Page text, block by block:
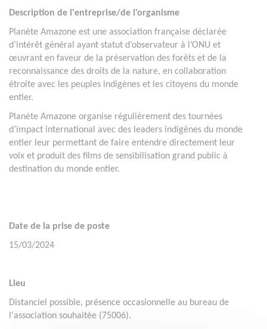
Description de l'entreprise/de l'organisme
Planète Amazone est une association française déclarée
d’intérêt général ayant statut d’observateur à l’ONU et
œuvrant en faveur de la préservation des forêts et de la
reconnaissance des droits de la nature, en collaboration
étroite avec les peuples indigènes et les citoyens du monde
entier.
Planète Amazone organise régulièrement des tournées
d’impact international avec des leaders indigènes du monde
entier leur permettant de faire entendre directement leur
voix et produit des films de sensibilisation grand public à
destination du monde entier.
Date de la prise de poste
15/03/2024
Lieu
Distanciel possible, présence occasionnelle au bureau de
l'association souhaitée (75006).